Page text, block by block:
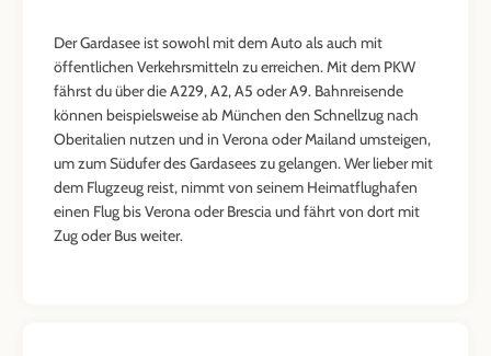
Der Gardasee ist sowohl mit dem Auto als auch mit
öffentlichen Verkehrsmitteln zu erreichen. Mit dem PKW
fährst du über die A229, A2, A5 oder A9. Bahnreisende
können beispielsweise ab München den Schnellzug nach
Oberitalien nutzen und in Verona oder Mailand umsteigen,
um zum Südufer des Gardasees zu gelangen. Wer lieber mit
dem Flugzeug reist, nimmt von seinem Heimatflughafen
einen Flug bis Verona oder Brescia und fährt von dort mit
Zug oder Bus weiter.